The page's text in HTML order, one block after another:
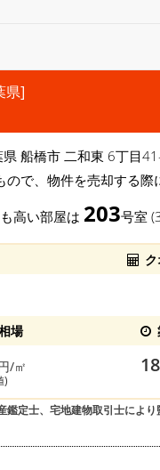
県]
県 船橋市 二和東 6丁目
で、物件を売却する
高い部屋は 203号室
場
/㎡
)
鑑定士、宅地建物取引士により